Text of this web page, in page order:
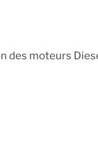
des moteurs